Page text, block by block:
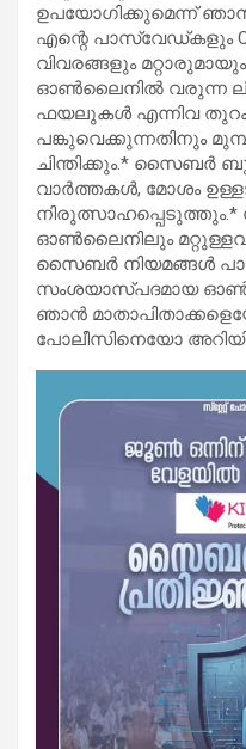
ഉപയോഗിക്കുമെന്ന്
എന്റെ പാസ്‌വേഡ്‌കളും
വിവരങ്ങളും
ഓൺലൈനിൽ വരുന്ന
ഫയലുകൾ എന്നിവ
പങ്കുവെക്കുന്നതിനും
ചിന്തിക്കും.* സൈബർ
വാർത്തകൾ, മോശം
ഓൺലൈനിലും
സൈബർ നിയമങ്ങൾ
സംശയാസ്‌പദമായ
ഞാൻ
പോലീസിനെയോ